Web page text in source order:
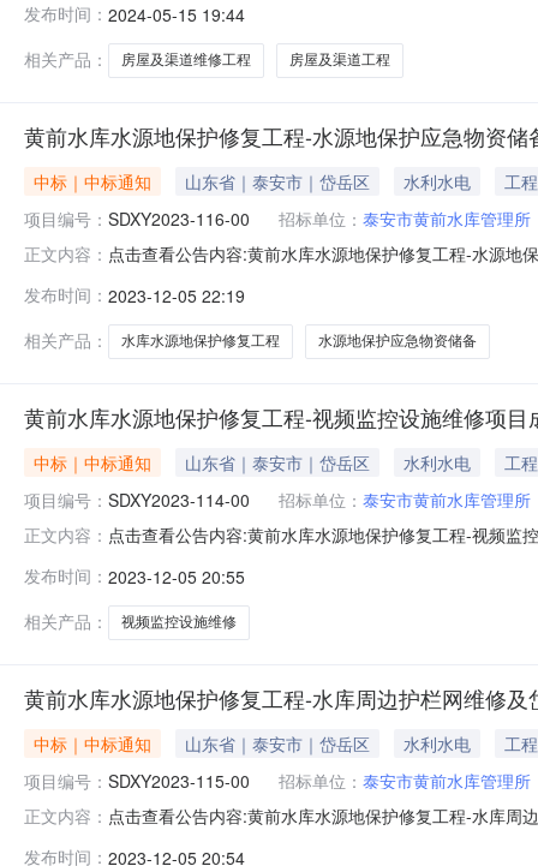
泰安市黄前水库管理所。本项目已具备招标条件，现招
房屋
发布时间： 2024-05-15 19:44
相关产品：
房屋及渠道维修工程 房屋及渠道工程
黄前水库水源地保护修复工程-水源地保护应急物资
中标｜中标通知 山东省｜泰安市｜岱岳区 水利水电
工程
项目编号： SDXY2023-116-00 招标单位： 泰安市黄前水库管理所
正文内容： 点击查看公告内容:黄前水库水源地保护修复工程-水源地
其他：一、项目编号：SDXY2023-116-00二、项目名称
发布时间： 2023-12-05 22:19
相关产品：
水库水源地保护修复工程 水源地保护应急物资储备
黄前水库水源地保护修复工程-视频监控设施维修项目
中标｜中标通知 山东省｜泰安市｜岱岳区 水利水电
工程
项目编号： SDXY2023-114-00 招标单位： 泰安市黄前水库管理所
正文内容： 点击查看公告内容:黄前水库水源地保护修复工程-视频监
14.9500万元二、其他：一、项目编号：SDXY2023-
公司泰
发布时间： 2023-12-05 20:55
相关产品：
视频监控设施维修
黄前水库水源地保护修复工程-水库周边护栏网维修
中标｜中标通知 山东省｜泰安市｜岱岳区 水利水电
工程
项目编号： SDXY2023-115-00 招标单位： 泰安市黄前水库管理所
正文内容： 点击查看公告内容:黄前水库水源地保护修复工程-水库周
发布时间： 2023-12-05 20:54